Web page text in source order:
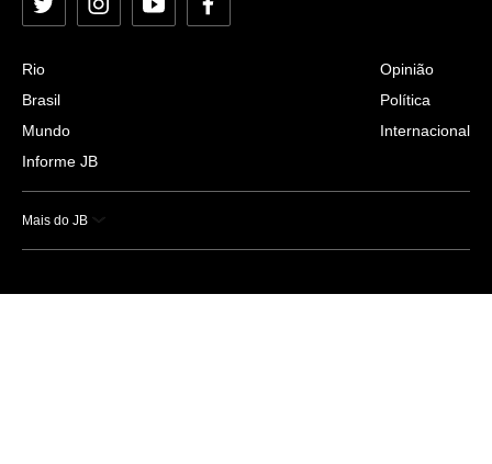
Twitter InstagramYouTubeFacebook
Rio
Brasil
Mundo
Informe JB
Opinião
Política
Internacional
Mais do JB
Esportes